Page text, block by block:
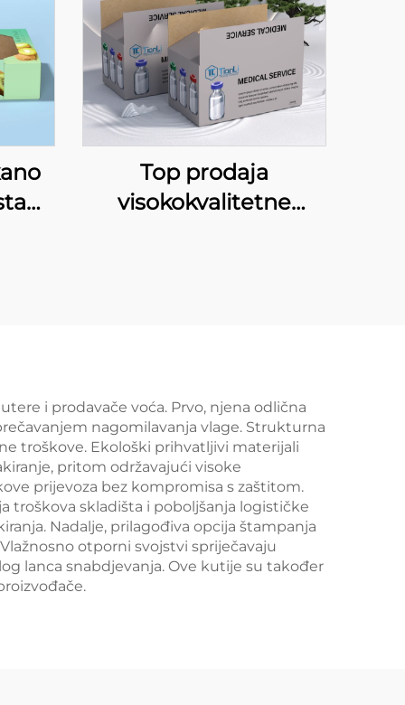
Top prodaja
visokokvalitetne
i prodavače voća. Prvo, njena odlična
nagomilavanja vlage. Strukturna
troškove. Ekološki prihvatljivi materijali
pritom održavajući visoke
prijevoza bez kompromisa s zaštitom.
troškova skladišta i poboljšanja logističke
Nadalje, prilagođiva opcija štampanja
otporni svojstvi spriječavaju
lanca snabdjevanja. Ove kutije su također